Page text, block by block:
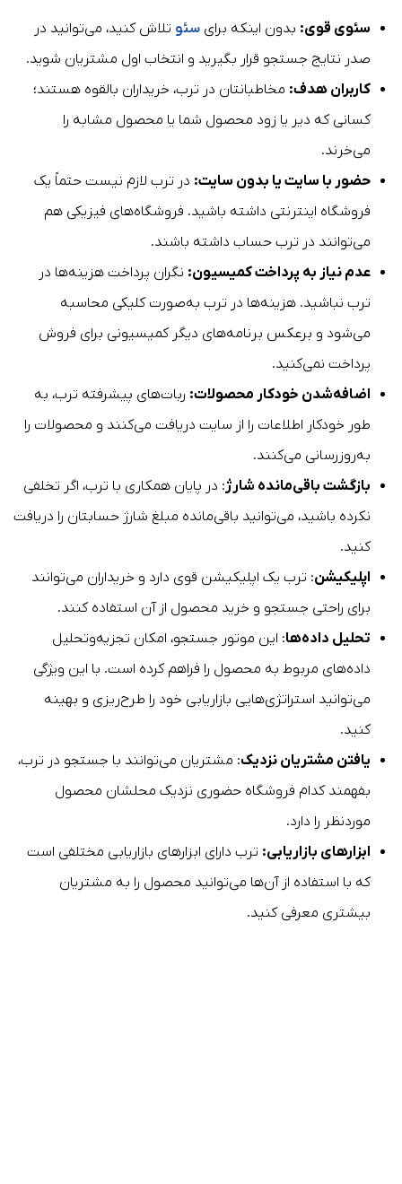
سئوی قوی: بدون اینکه برای سئو تلاش کنید، می‌توانید در
صدر نتایج جستجو قرار بگیرید و انتخاب اول مشتریان شوید.
کاربران هدف: مخاطبانتان در ترب، خریداران بالقوه هستند؛
کسانی که دیر یا زود محصول شما یا محصول مشابه را
می‌خرند.
حضور با سایت یا بدون سایت: در ترب لازم نیست حتماً یک
فروشگاه اینترنتی داشته باشید. فروشگاه‌های فیزیکی هم
می‌توانند در ترب حساب داشته باشند.
عدم نیاز به پرداخت کمیسیون: نگران پرداخت هزینه‌ها در
ترب نباشید. هزینه‌ها در ترب به‌صورت کلیکی محاسبه
می‌شود و برعکس برنامه‌های دیگر کمیسیونی برای فروش
پرداخت نمی‌کنید.
اضافه‌شدن خودکار محصولات: ربات‌های پیشرفته ترب، به
طور خودکار اطلاعات را از سایت دریافت می‌کنند و محصولات را
به‌روزرسانی می‌کنند.
بازگشت باقی‌مانده شارژ: در پایان همکاری با ترب، اگر تخلفی
نکرده باشید، می‌توانید باقی‌مانده مبلغ شارژ حسابتان را دریافت
کنید.
اپلیکیشن: ترب یک اپلیکیشن قوی دارد و خریداران می‌توانند
برای راحتی جستجو و خرید محصول از آن استفاده کنند.
تحلیل داده‌ها: این موتور جستجو، امکان تجزیه‌وتحلیل
داده‌های مربوط به محصول را فراهم کرده است. با این ویژگی
می‌توانید استراتژی‌هایی بازاریابی خود را طرح‌ریزی و بهینه
کنید.
یافتن مشتریان نزدیک: مشتریان می‌توانند با جستجو در ترب،
بفهمند کدام فروشگاه حضوری نزدیک محلشان محصول
موردنظر را دارد.
ابزارهای بازاریابی: ترب دارای ابزارهای بازاریابی مختلفی است
که با استفاده از آن‌ها می‌توانید محصول را به مشتریان
بیشتری معرفی کنید.